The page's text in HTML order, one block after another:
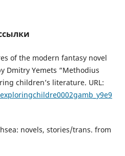
of the modern fantasy novel
Dmitry Yemets “Methodius
children’s literature. URL:
novels, stories/trans. from